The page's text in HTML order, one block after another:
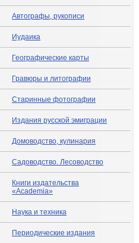
Автографы, рукописи
Иудаика
Географические карты
Гравюры и литографии
Старинные фотографии
Издания русской эмиграции
Домоводство, кулинария
Садоводство. Лесоводство
Книги издательства
«Academia»
Наука и техника
Периодические издания